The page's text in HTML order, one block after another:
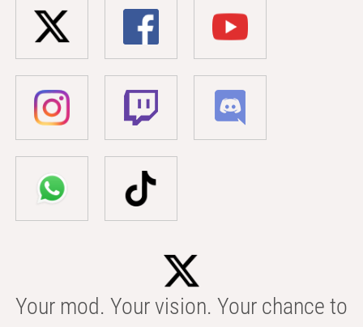
Your mod. Your vision. Your chance to